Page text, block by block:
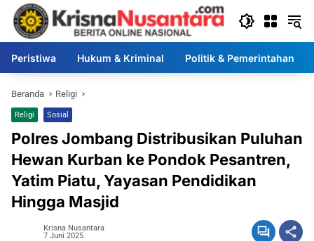
Langsung
konten
Peristiwa Hukum & Kriminal Politik & Pemerintahan
Beranda Religi
Religi Sosial
Polres Jombang Distribusikan Puluhan
Hewan Kurban ke Pondok Pesantren,
Yatim Piatu, Yayasan Pendidikan
Hingga Masjid
Krisna Nusantara
7 Juni 2025